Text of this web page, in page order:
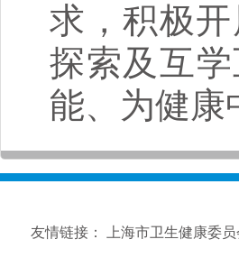
求，积极
探索及互
能、为健康